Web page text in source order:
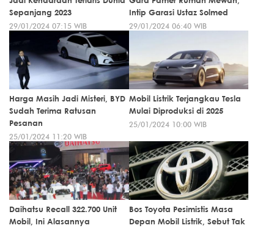
Sepanjang 2023
29/01/2024 07:15 WIB
Intip Garasi Ustaz Solmed
29/01/2024 06:40 WIB
Harga Masih Jadi Misteri, BYD
Sudah Terima Ratusan
Pesanan
25/01/2024 11:20 WIB
Mobil Listrik Terjangkau Tesla
Mulai Diproduksi di 2025
25/01/2024 10:00 WIB
Daihatsu Recall 322.700 Unit
Mobil, Ini Alasannya
Bos Toyota Pesimistis Masa
Depan Mobil Listrik, Sebut Tak